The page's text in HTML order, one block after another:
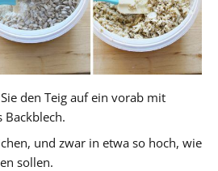
den Teig auf ein vorab mit
Backblech.
und zwar in etwa so hoch, wie
sollen.